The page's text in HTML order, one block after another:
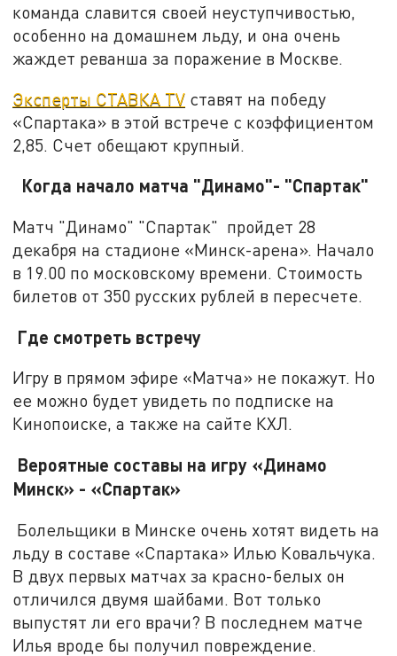
команда славится своей неуступчивостью,
особенно на домашнем льду, и она очень
жаждет реванша за поражение в Москве.
Эксперты СТАВКА TV ставят на победу
«Спартака» в этой встрече с коэффициентом
2,85. Счет обещают крупный.
Когда начало матча "Динамо"- "Спартак"
Матч "Динамо" "Спартак" пройдет 28
декабря на стадионе «Минск-арена». Начало
в 19.00 по московскому времени. Стоимость
билетов от 350 русских рублей в пересчете.
Где смотреть встречу
Игру в прямом эфире «Матча» не покажут. Но
ее можно будет увидеть по подписке на
Кинопоиске, а также на сайте КХЛ.
Вероятные составы на игру «Динамо
Минск» - «Спартак»
Болельщики в Минске очень хотят видеть на
льду в составе «Спартака» Илью Ковальчука.
В двух первых матчах за красно-белых он
отличился двумя шайбами. Вот только
выпустят ли его врачи? В последнем матче
Илья вроде бы получил повреждение.